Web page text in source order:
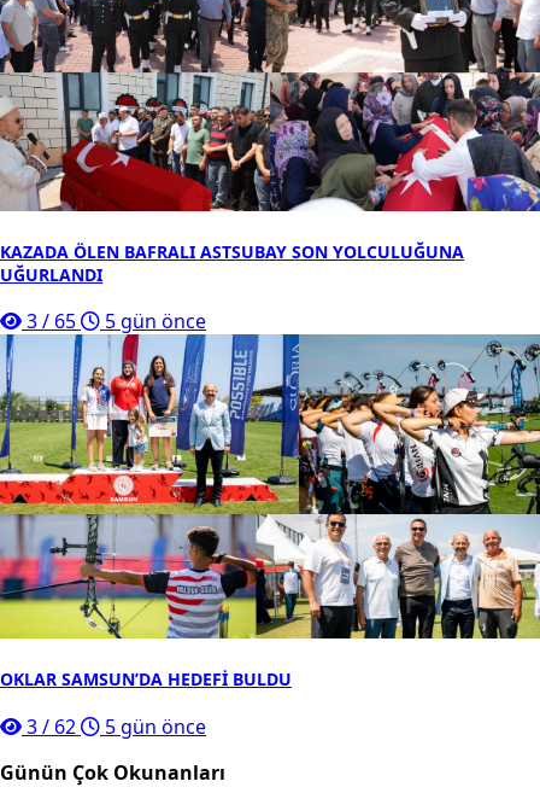
KAZADA ÖLEN BAFRALI ASTSUBAY SON YOLCULUĞUNA
UĞURLANDI
3/ 65 5 gün önce
OKLAR SAMSUN’DA HEDEFİ BULDU
3/ 62
5 gün önce
Günün Çok Okunanları